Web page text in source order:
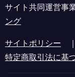
サイト共同運営事
ング
サイトポリシー
特定商取引法に基